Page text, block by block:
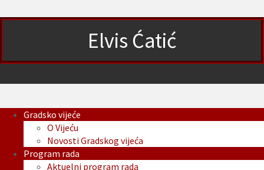
Elvis Ćatić
Gradsko vijeće
O Vijeću
Novosti Gradskog vijeća
Program rada
Aktuelni program rada